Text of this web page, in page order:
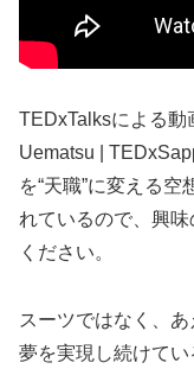
TEDxTalksによる動
Uematsu |
を“天職”に変える
れているので、興
ください。
スーツではなく、
夢を実現し続けて